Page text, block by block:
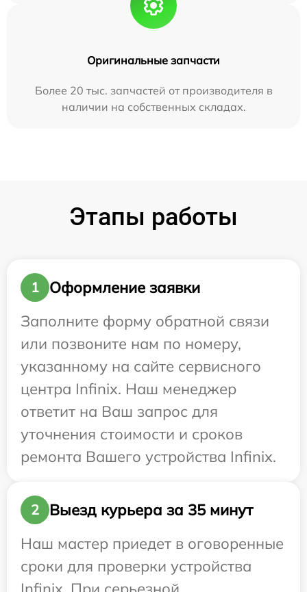
Оригинальные запчасти
Более 20 тыс. запчастей от производителя в
наличии на собственных складах.
Этапы работы
1
Оформление заявки
Заполните форму обратной связи
или позвоните нам по номеру,
указанному на сайте сервисного
центра Infinix. Наш менеджер
ответит на Ваш запрос для
уточнения стоимости и сроков
ремонта Вашего устройства Infinix.
2
Выезд курьера за 35 минут
Наш мастер приедет в оговоренные
сроки для проверки устройства